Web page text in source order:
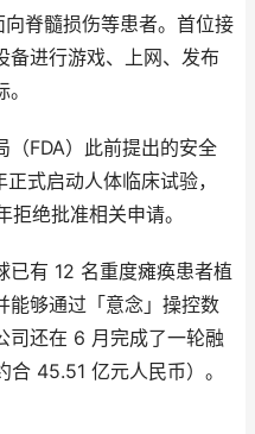
脊髓损伤等患者。首位接
备进行游戏、上网、发布
（FDA）此前提出的安全
式启动人体临床试验，
绝批准相关申请。
有 12 名重度瘫痪患者植
能够通过「意念」操控数
司还在 6 月完成了一轮融
45.51 亿元人民币）。